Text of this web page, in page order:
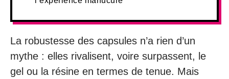
La robustesse des capsules n’a rien d’un
mythe : elles rivalisent, voire surpassent, le
gel ou la résine en termes de tenue. Mais